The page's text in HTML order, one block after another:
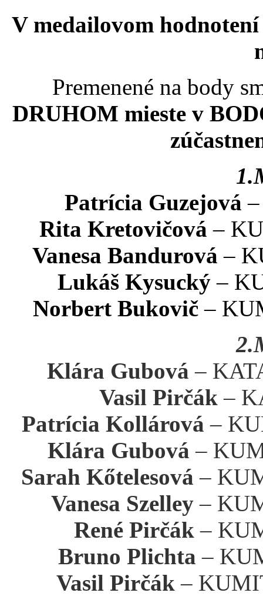
V medailovomhodnotení
Premenené na body
DRUHOM mieste v
Patrícia Guzejová
Rita Kretovičová –
Vanesa Bandurová –
Lukáš Kysucký –
Norbert Bukovič –
Klára Gubová –
Vasil Pirčák –
Patrícia Kollárová –
Klára Gubová –
Sarah Kőtelesová –
Vanesa Szelley –
René Pirčák –
Bruno Plichta –
Vasil Pirčák –